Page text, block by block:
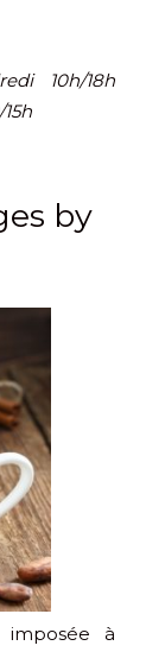
10h/18h
by
imposée à